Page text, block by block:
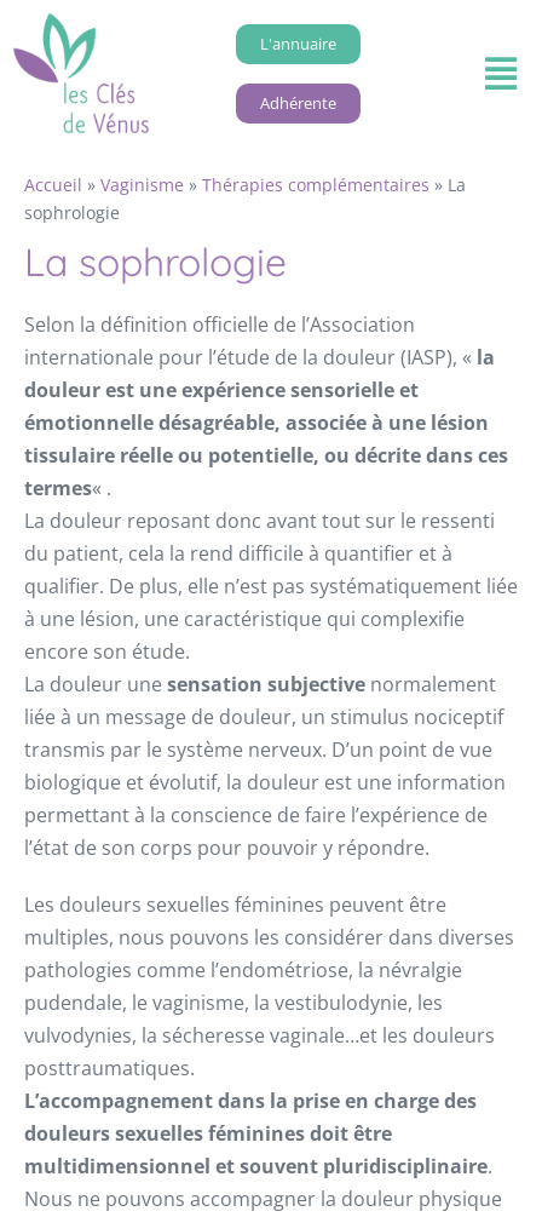
L'annuaire
Adhérente
Accueil » Vaginisme » Thérapies complémentaires » La
sophrologie
La sophrologie
Selon la définition officielle de l’Association
internationale pour l’étude de la douleur (IASP), « la
douleur est une expérience sensorielle et
émotionnelle désagréable, associée à une lésion
tissulaire réelle ou potentielle, ou décrite dans ces
termes« .
La douleur reposant donc avant tout sur le ressenti
du patient, cela la rend difficile à quantifier et à
qualifier. De plus, elle n’est pas systématiquement liée
à une lésion, une caractéristique qui complexifie
encore son étude.
La douleur une sensation subjective normalement
liée à un message de douleur, un stimulus nociceptif
transmis par le système nerveux. D’un point de vue
biologique et évolutif, la douleur est une information
permettant à la conscience de faire l’expérience de
l’état de son corps pour pouvoir y répondre.
Les douleurs sexuelles féminines peuvent être
multiples, nous pouvons les considérer dans diverses
pathologies comme l’endométriose, la névralgie
pudendale, le vaginisme, la vestibulodynie, les
vulvodynies, la sécheresse vaginale…et les douleurs
posttraumatiques.
L’accompagnement dans la prise en charge des
douleurs sexuelles féminines doit être
multidimensionnel et souvent pluridisciplinaire.
Nous ne pouvons accompagner la douleur physique